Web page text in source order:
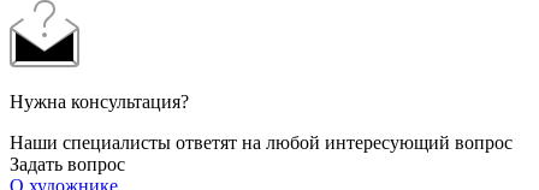
Нужна консультация?
Наши специалисты ответят на любой интересующий вопрос
Задать вопрос
О художнике